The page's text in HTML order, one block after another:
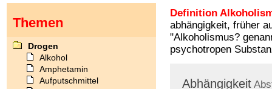
Definition
abhängigkeit, früher
"Alkoholismus?
psychotropen
Abhängigkeit
Themen
Drogen
Alkohol
Amphetamin
Aufputschmittel